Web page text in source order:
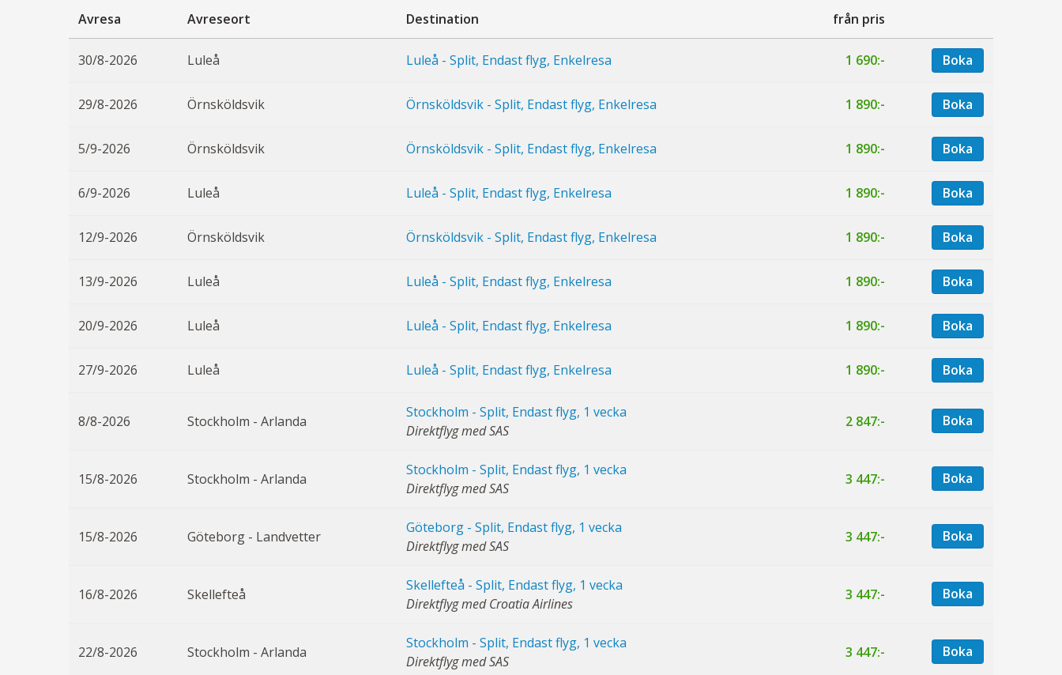
Avresa Avreseort Destination från pris
30/8-2026 Luleå Luleå - Split, Endast flyg, Enkelresa 1 690:- Boka
29/8-2026 Örnsköldsvik Örnsköldsvik - Split, Endast flyg, Enkelresa 1 890:- Boka
5/9-2026 Örnsköldsvik Örnsköldsvik - Split, Endast flyg, Enkelresa 1 890:- Boka
6/9-2026 Luleå Luleå - Split, Endast flyg, Enkelresa 1 890:- Boka
12/9-2026 Örnsköldsvik Örnsköldsvik - Split, Endast flyg, Enkelresa 1 890:- Boka
13/9-2026 Luleå Luleå - Split, Endast flyg, Enkelresa 1 890:- Boka
20/9-2026 Luleå Luleå - Split, Endast flyg, Enkelresa 1 890:- Boka
27/9-2026 Luleå Luleå - Split, Endast flyg, Enkelresa 1 890:- Boka
8/8-2026 Stockholm - Arlanda
Stockholm - Split, Endast flyg, 1 vecka
Direktflyg med SAS
2 847:- Boka
15/8-2026 Stockholm - Arlanda
Stockholm - Split, Endast flyg, 1 vecka
Direktflyg med SAS
3 447:- Boka
15/8-2026 Göteborg - Landvetter
Göteborg - Split, Endast flyg, 1 vecka
Direktflyg med SAS
3 447:- Boka
16/8-2026 Skellefteå
Skellefteå - Split, Endast flyg, 1 vecka
Direktflyg med Croatia Airlines
3 447:- Boka
22/8-2026 Stockholm - Arlanda
Stockholm - Split, Endast flyg, 1 vecka
Direktflyg med SAS
3 447:- Boka